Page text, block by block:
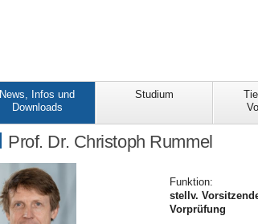
News, Infos und
Downloads
Studium
Prof. Dr. Christoph Rummel
Funktion:
stellv.
Vorprüfung